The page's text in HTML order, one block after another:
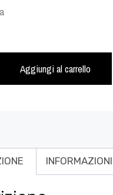
Aggiungi al carrello